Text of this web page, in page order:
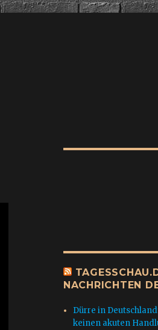
NACHRICHTEN
Dürre in
keinen akuten